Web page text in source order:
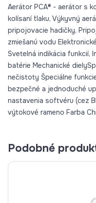
Aerátor PCA® - aerátor s
kolísaní tlaku, Výkyvný
pripojovacie hadičky,
zmiešanú vodu
Svetelná indikácia funkcií,
batérie Mechanické
nečistoty Špeciálne
bezpečné a jednoduché
nastavenia softvéru (cez
výtokové rameno Farba
Podobné